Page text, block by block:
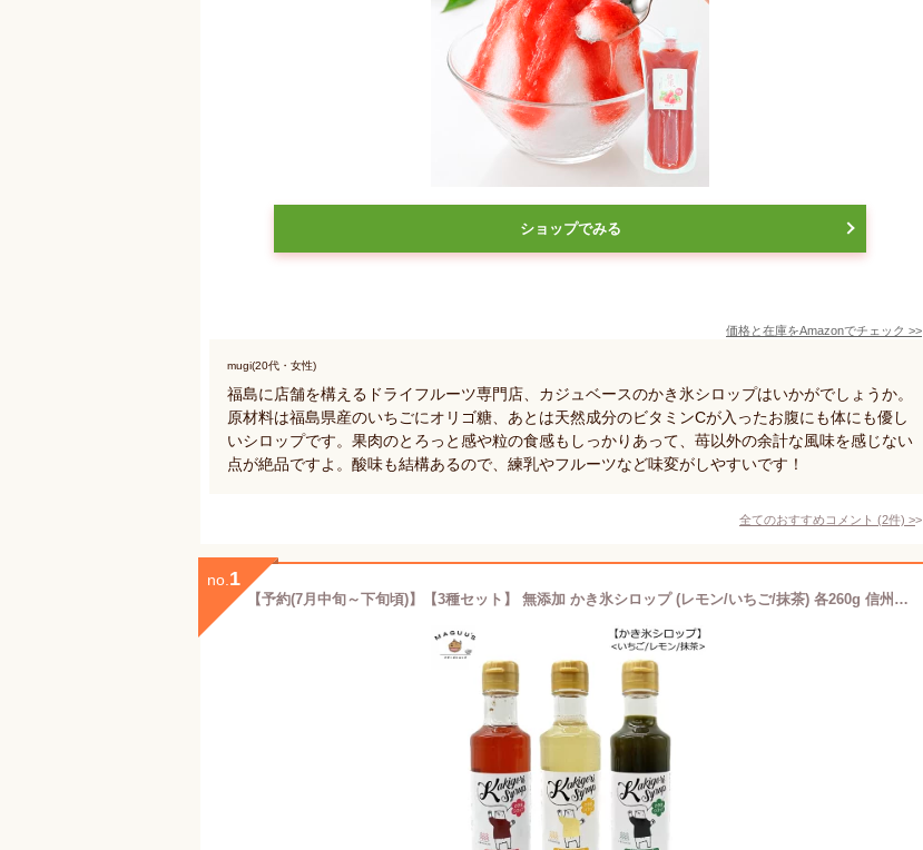
ショップでみる
価格と在庫をAmazonでチェック >>
mugi(20代・女性)
福島に店舗を構えるドライフルーツ専門店、カジュベースのかき氷シロップはいかがでしょうか。
原材料は福島県産のいちごにオリゴ糖、あとは天然成分のビタミンCが入ったお腹にも体にも優し
いシロップです。果肉のとろっと感や粒の食感もしっかりあって、苺以外の余計な風味を感じない
点が絶品ですよ。酸味も結構あるので、練乳やフルーツなど味変がしやすいです！
全てのおすすめコメント (2件) >
no. 1
【予約(7月中旬～下旬頃)】【3種セット】 無添加 かき氷シロップ (レモン/いちご/抹茶) 各260g 信州自然王国 夏季限定